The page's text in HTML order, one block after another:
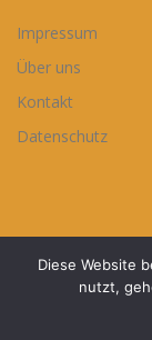
Impressum
Über uns
Kontakt
Datenschutz
Copyright ©
Diese Website
nutzt,